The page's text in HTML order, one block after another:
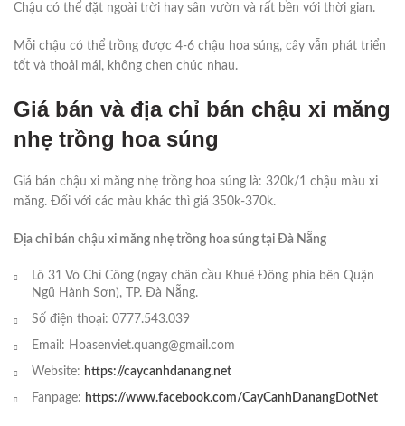
Chậu có thể đặt ngoài trời hay sân vườn và rất bền với thời gian.
Mỗi chậu có thể trồng được 4-6 chậu hoa súng, cây vẫn phát triển
tốt và thoải mái, không chen chúc nhau.
Giá bán và địa chỉ bán chậu xi măng
nhẹ trồng hoa súng
Giá bán chậu xi măng nhẹ trồng hoa súng là: 320k/1 chậu màu xi
măng. Đối với các màu khác thì giá 350k-370k.
Địa chỉ bán chậu xi măng nhẹ trồng hoa súng tại Đà Nẵng
Lô 31 Võ Chí Công (ngay chân cầu Khuê Đông phía bên Quận
Ngũ Hành Sơn), TP. Đà Nẵng.
Số điện thoại: 0777.543.039
Email: Hoasenviet.quang@gmail.com
Website: https://caycanhdanang.net
Fanpage: https://www.facebook.com/CayCanhDanangDotNet